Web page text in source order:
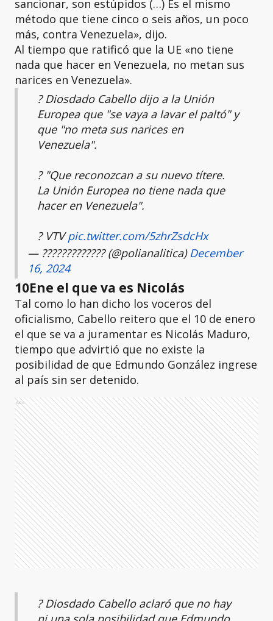
sancionar, son estúpidos (…) Es el mismo
método que tiene cinco o seis años, un poco
más, contra Venezuela», dijo.
Al tiempo que ratificó que la UE «no tiene
nada que hacer en Venezuela, no metan sus
narices en Venezuela».
? Diosdado Cabello dijo a la Unión
Europea que "se vaya a lavar el paltó" y
que "no meta sus narices en
Venezuela".
? "Que reconozcan a su nuevo títere.
La Unión Europea no tiene nada que
hacer en Venezuela".
? VTVpic.twitter.com/5zhrZsdcHx
— ????????????? (@polianalitica)December
16, 2024
10Ene el que va es Nicolás
Tal como lo han dicho los voceros del
oficialismo, Cabello reitero que el 10 de enero
el que se va a juramentar es Nicolás Maduro,
tiempo que advirtió que no existe la
posibilidad de que Edmundo González ingrese
al país sin ser detenido.
Ads
? Diosdado Cabello aclaró que no hay